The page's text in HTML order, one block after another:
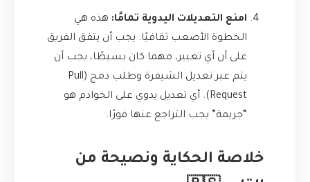
امنع التعديلات اليدوية تمامًا: هذه هي
الخطوة الأصعب ثقافيًا. يجب أن يتفق الفريق
على أن أي تغيير، مهما كان بسيطًا، يجب أن
يتم عبر تعديل الشيفرة وطلب دمج (Pull
Request). أي تعديل يدوي على الخوادم هو
“جريمة” يجب التراجع عنها فورًا.
خلاصة الحكاية ونصيحة من